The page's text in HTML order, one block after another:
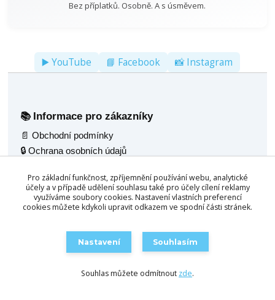
Bez příplatků. Osobně. A s úsměvem.
▶️ YouTube 📘 Facebook 📸 Instagram
📚 Informace pro zákazníky
📄 Obchodní podmínky
🔒 Ochrana osobních údajů
🖼️ Fotogalerie
🌟 Reference
💬 Poradenský servis
🎱 Kulečník jídelní 2v1
🛋️ Konferenční stůl 3v1
Pro základní funkčnost, zpříjemnění používání webu, analytické
účely a v případě udělení souhlasu také pro účely cílení reklamy
využíváme soubory cookies. Nastavení vlastních preferencí
cookies můžete kdykoli upravit odkazem ve spodní části stránek.
Nastavení Souhlasím
Souhlas můžete odmítnout zde.